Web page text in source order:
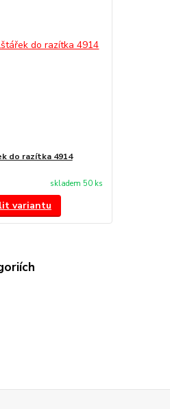
do razítka 4914
skladem 50 ks
variantu